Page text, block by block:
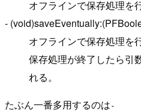
オフラインで保存処理を
-
オフラインで保存処理を
保存処理が終了したら引
れる。
たぶん一番多用するのは -